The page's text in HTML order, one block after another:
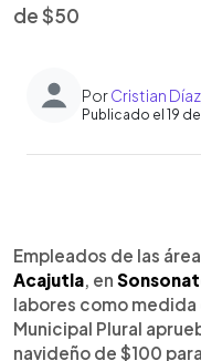
de $50
PorCristian
Publicado el 19
Escuchar
Empleados de las
Acajutla, en
labores como
Municipal Plural
navideño de $100